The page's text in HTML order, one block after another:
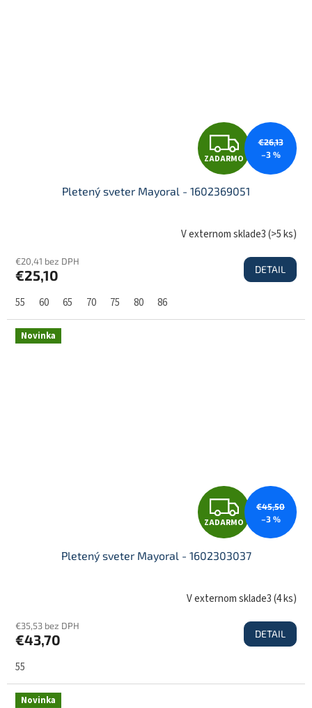
Z
A
D
A
R
ZADARMO
€26,13
–3 %
Pletený sveter Mayoral - 1602369051
V externom sklade3(>5 ks)
€20,41 bez DPH
€25,10 DETAIL
55 60 65 70 75 80 86
Novinka
Z
A
D
A
R
ZADARMO
€45,50
–3 %
Pletený sveter Mayoral - 1602303037
V externom sklade3(4 ks)
€35,53 bez DPH
€43,70 DETAIL
55
Novinka